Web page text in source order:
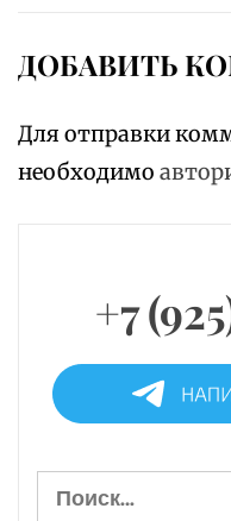
ДОБАВИТЬ
Для отправки
необходимо
+7
Найти: